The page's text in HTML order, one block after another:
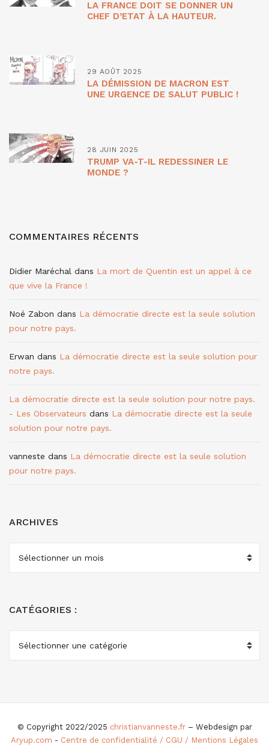
LA FRANCE DOIT SE DONNER UN
CHEF D’ETAT À LA HAUTEUR.
29 AOÛT 2025
LA DÉMISSION DE MACRON EST
UNE URGENCE DE SALUT PUBLIC !
28 JUIN 2025
TRUMP VA-T-IL REDESSINER LE
MONDE ?
COMMENTAIRES RÉCENTS
Didier Maréchal dans La mort de Quentin est un appel à ce
que vive la France !
Noé Zabon dans La démocratie directe est la seule solution
pour notre pays.
Erwan dans La démocratie directe est la seule solution pour
notre pays.
La démocratie directe est la seule solution pour notre pays.
- Les Observateurs dans La démocratie directe est la seule
solution pour notre pays.
vanneste dans La démocratie directe est la seule solution
pour notre pays.
ARCHIVES
ARCHIVES
CATÉGORIES :
CATÉGORIES
© Copyright 2022/2025 christianvanneste.fr– Webdesign par
Aryup.com - Centre de confidentialité / CGU / Mentions Légales